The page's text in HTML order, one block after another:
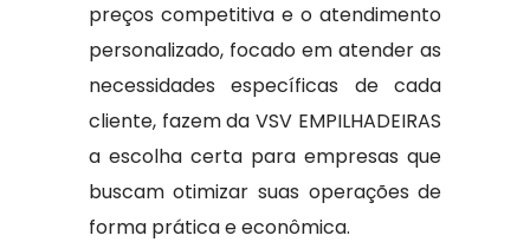
preços competitiva e o atendimento
personalizado, focado em atender as
necessidades específicas de cada
cliente, fazem da VSV EMPILHADEIRAS
a escolha certa para empresas que
buscam otimizar suas operações de
forma prática e econômica.